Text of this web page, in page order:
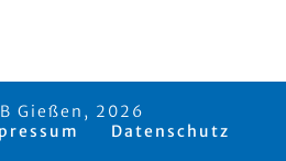
Gießen, 2026
Datenschutz